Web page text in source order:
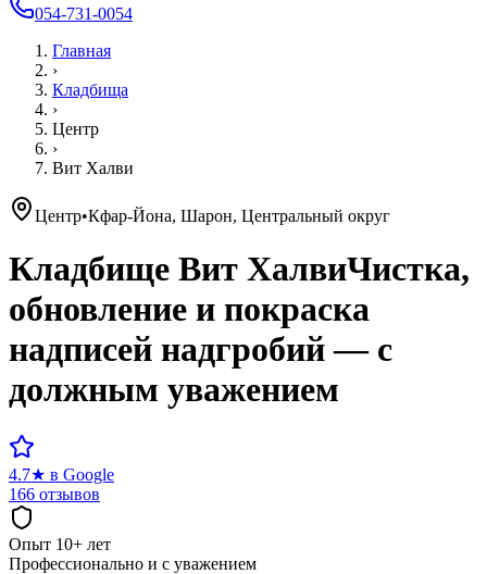
054-731-0054
Главная
›
Кладбища
›
Центр
›
Вит Халви
Центр•Кфар-Йона, Шарон, Центральный округ
Кладбище Вит ХалвиЧистка,
обновление и покраска
надписей надгробий — с
должным уважением
4.7★ в Google
166 отзывов
Опыт 10+ лет
Профессионально и с уважением